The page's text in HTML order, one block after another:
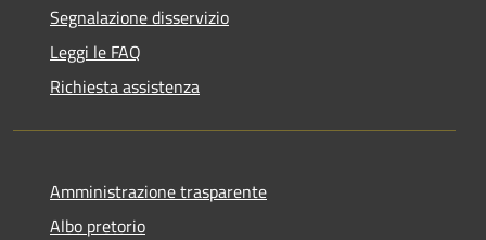
Segnalazione disservizio
Leggi le FAQ
Richiesta assistenza
Amministrazione trasparente
Albo pretorio